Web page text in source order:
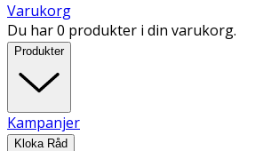
Varukorg
Du har 0 produkter i din varukorg.
Produkter
Kampanjer
Kloka Råd